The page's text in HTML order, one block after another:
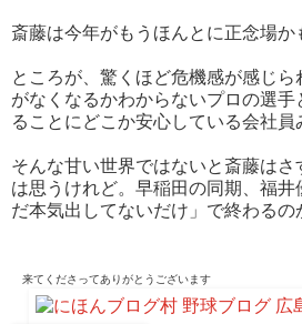
斎藤は今年がもうほんとに正念場か
ところが、驚くほど危機感が感じ
がなくなるかわからないプロの選
ることにどこか安心している会社員
そんな甘い世界ではないと斎藤はさ
は思うけれど。早稲田の同期、福井
だ本気出してないだけ」で終わるの
来てくださってありがとうございます